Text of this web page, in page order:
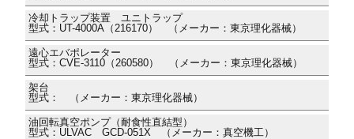
冷却トラップ装置 ユニトラップ
型式：UT-4000A（216170） （メーカー：東京理化器械）
遠心エバポレーター
型式：CVE-3110（260580） （メーカー：東京理化器械）
架台
型式： （メーカー：東京理化器械）
油回転真空ポンプ（耐食性直結型）
型式：ULVAC GCD-051X （メーカー：真空機工）